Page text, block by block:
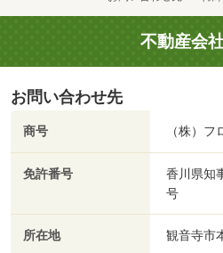
不動産会
お問い合わせ先
商号 （株）フ
免許番号
香川県知
号
所在地 観音寺市